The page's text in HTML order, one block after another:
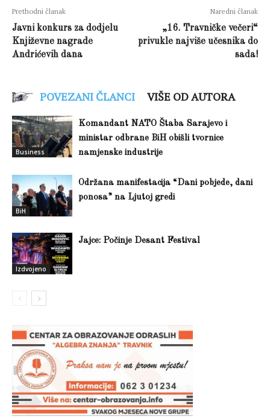
Prethodni članak
Javni konkurs za dodjelu
Književne nagrade
Andrićevih dana
Naredni članak
„16. Travničke večeri“
privukle najviše učesnika do
sada!
POVEZANI ČLANCI VIŠE OD AUTORA
Business
Komandant NATO Štaba Sarajevo i
ministar odbrane BiH obišli tvornice
namjenske industrije
BiH
Održana manifestacija “Dani pobjede, dani
ponosa” na Ljutoj gredi
Izdvojeno
Jajce: Počinje Desant Festival